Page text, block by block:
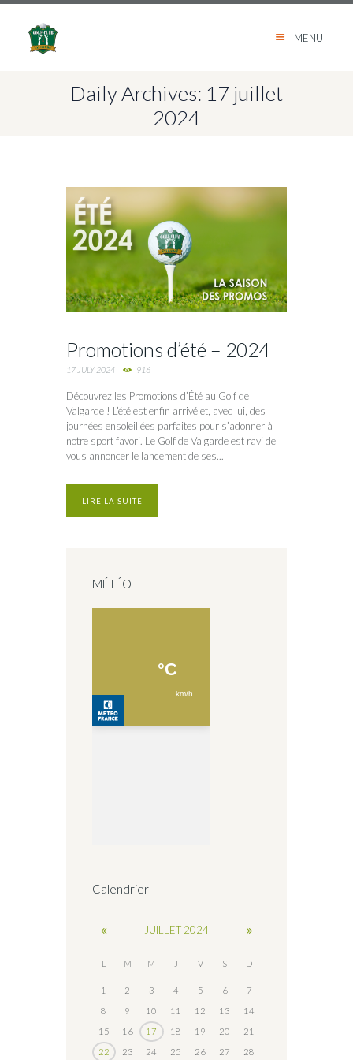
MENU
Daily Archives: 17 juillet
2024
Promotions d’été – 2024
17 JULY 2024 916
Découvrez les Promotions d’Été au Golf de
Valgarde ! L’été est enfin arrivé et, avec lui, des
journées ensoleillées parfaites pour s’adonner à
notre sport favori. Le Golf de Valgarde est ravi de
vous annoncer le lancement de ses...
LIRE LA SUITE
MÉTÉO
Calendrier
JUILLET 2024
L M M J V S D
1 2 3 4 5 6
7
8
9 10 11 12 13
14
15
16 17 18 19 20
21
22
23 24 25 26 27 28